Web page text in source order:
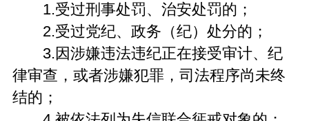
1.受过刑事处罚、治安处罚的；
2.受过党纪、政务（纪）处分的；
3.因涉嫌违法违纪正在接受审计、纪
律审查，或者涉嫌犯罪，司法程序尚未终
结的；